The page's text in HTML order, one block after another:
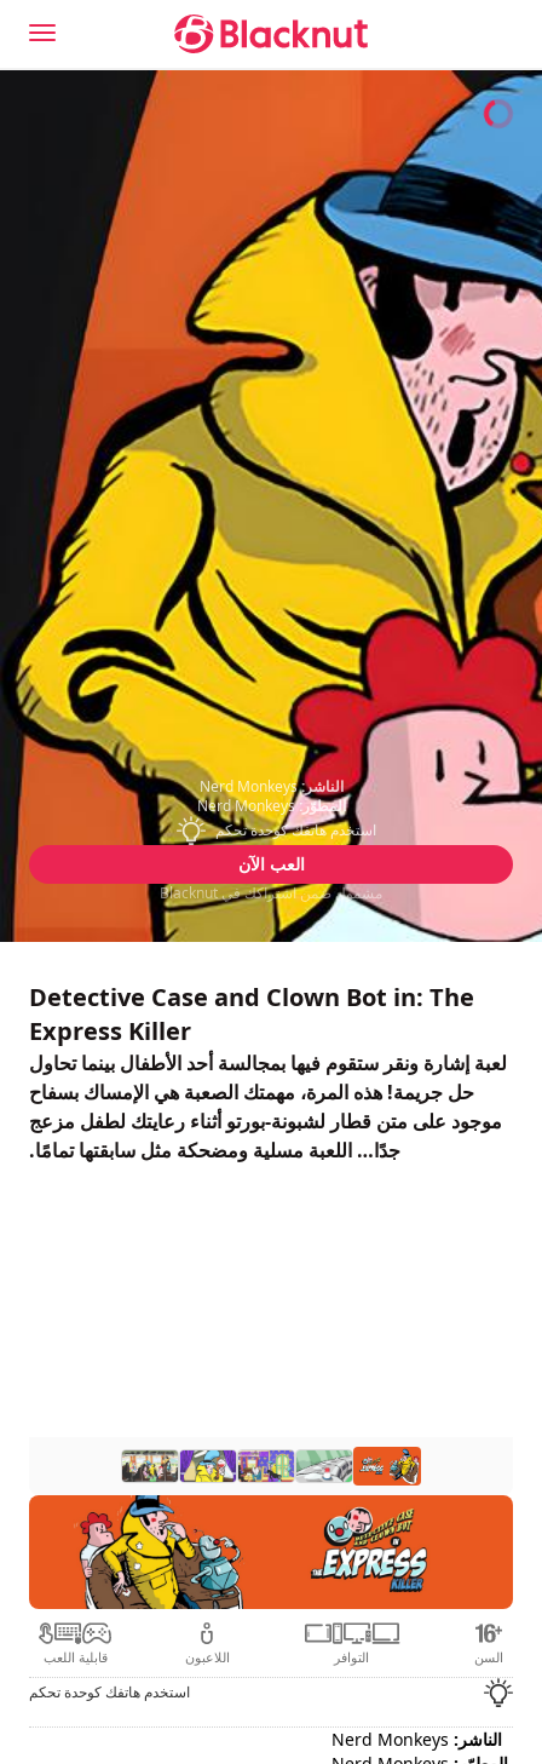
الناشر:Nerd Monkeys
المطوّر:Nerd Monkeys
استخدم هاتفك كوحدة تحكم
العب الآن
مشمول ضمن اشتراكك في Blacknut
Detective Case and Clown Bot in: The
Express Killer
لعبة إشارة ونقر ستقوم فيها بمجالسة أحد الأطفال بينما تحاول
حل جريمة! هذه المرة، مهمتك الصعبة هي الإمساك بسفاح
موجود على متن قطار لشبونة-بورتو أثناء رعايتك لطفل مزعج
جدًا… اللعبة مسلية ومضحكة مثل سابقتها تمامًا.
السن التوافر اللاعبون قابلية اللعب
استخدم هاتفك كوحدة تحكم
الناشر: Nerd Monkeys